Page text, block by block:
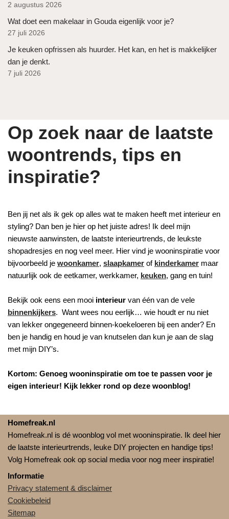
2 augustus 2026
Wat doet een makelaar in Gouda eigenlijk voor je?
27 juli 2026
Je keuken opfrissen als huurder. Het kan, en het is makkelijker
dan je denkt.
7 juli 2026
Op zoek naar de laatste
woontrends, tips en
inspiratie?
Ben jij net als ik gek op alles wat te maken heeft met interieur en
styling? Dan ben je hier op het juiste adres! Ik deel mijn
nieuwste aanwinsten, de laatste interieurtrends, de leukste
shopadresjes en nog veel meer. Hier vind je wooninspiratie voor
bijvoorbeeld je woonkamer, slaapkamer of kinderkamer maar
natuurlijk ook de eetkamer, werkkamer, keuken, gang en tuin!
Bekijk ook eens een mooi interieur van één van de vele
binnenkijkers. Want wees nou eerlijk… wie houdt er nu niet
van lekker ongegeneerd binnen-koekeloeren bij een ander? En
ben je handig en houd je van knutselen dan kun je aan de slag
met mijn DIY’s.
Kortom: Genoeg wooninspiratie om toe te passen voor je
eigen interieur! Kijk lekker rond op deze woonblog!
Homefreak.nl
Homefreak.nl is dé woonblog vol met wooninspiratie. Ik deel hier
de laatste interieurtrends, leuke DIY projecten en handige tips!
Volg Homefreak ook op social media voor nog meer inspiratie!
Informatie
Privacy statement & disclaimer
Cookiebeleid
Sitemap